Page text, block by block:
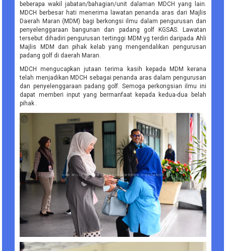
beberapa wakil jabatan/bahagian/unit dalaman MDCH yang lain.
MDCH berbesar hati menerima lawatan penanda aras dari Majlis
Daerah Maran (MDM) bagi berkongsi ilmu dalam pengurusan dan
penyelenggaraan bangunan dan padang golf KGSAS. Lawatan
tersebut dihadiri pengurusan tertinggi MDM yg terdiri daripada Ahli
Majlis MDM dan pihak kelab yang mengendalikan pengurusan
padang golf di daerah Maran.
MDCH mengucapkan jutaan terima kasih kepada MDM kerana
telah menjadikan MDCH sebagai penanda aras dalam pengurusan
dan penyelenggaraan padang golf. Semoga perkongsian ilmu ini
dapat memberi input yang bermanfaat kepada kedua-dua belah
pihak .